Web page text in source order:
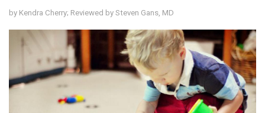
by Kendra Cherry; Reviewed by Steven Gans, MD